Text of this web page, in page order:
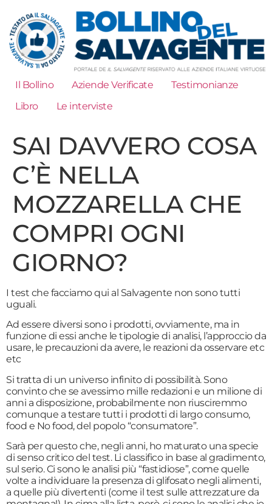
Il Bollino Aziende Verificate
Testimonianze
Libro
Le interviste
SAI DAVVERO COSA
C’È NELLA
MOZZARELLA CHE
COMPRI OGNI
GIORNO?
I test che facciamo qui al Salvagente non sono tutti
uguali.
Ad essere diversi sono i prodotti, ovviamente, ma in
funzione di essi anche le tipologie di analisi, l’approccio da
usare, le precauzioni da avere, le reazioni da osservare etc
etc
Si tratta di un universo infinito di possibilità. Sono
convinto che se avessimo mille redazioni e un milione di
anni a disposizione, probabilmente non riusciremmo
comunque a testare tutti i prodotti di largo consumo,
food e No food, del popolo “consumatore”.
Sarà per questo che, negli anni, ho maturato una specie
di senso critico del test. Li classifico in base al gradimento,
sul serio. Ci sono le analisi più “fastidiose”, come quelle
volte a individuare la presenza di glifosato negli alimenti,
a quelle più divertenti (come il test sulle attrezzature da